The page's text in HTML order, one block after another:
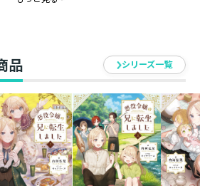
ンは、妹・ディアーナ、従兄妹た
を絞っていた。王妃と共に領地に
ん”が、
と引き離されてしまうというの
ちの手前、兄として大人たちの横
きない。
家の秘密が絡んでいるらしく、
品 シリーズ一覧